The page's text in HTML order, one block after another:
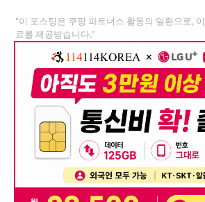
"이 포스팅은 쿠팡 파트너스 활동의 일환으로,
료를 제공받습니다."